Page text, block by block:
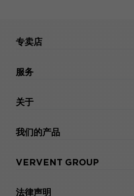
专卖店
服务
关于
我们的产品
VERVENT GROUP
法律声明